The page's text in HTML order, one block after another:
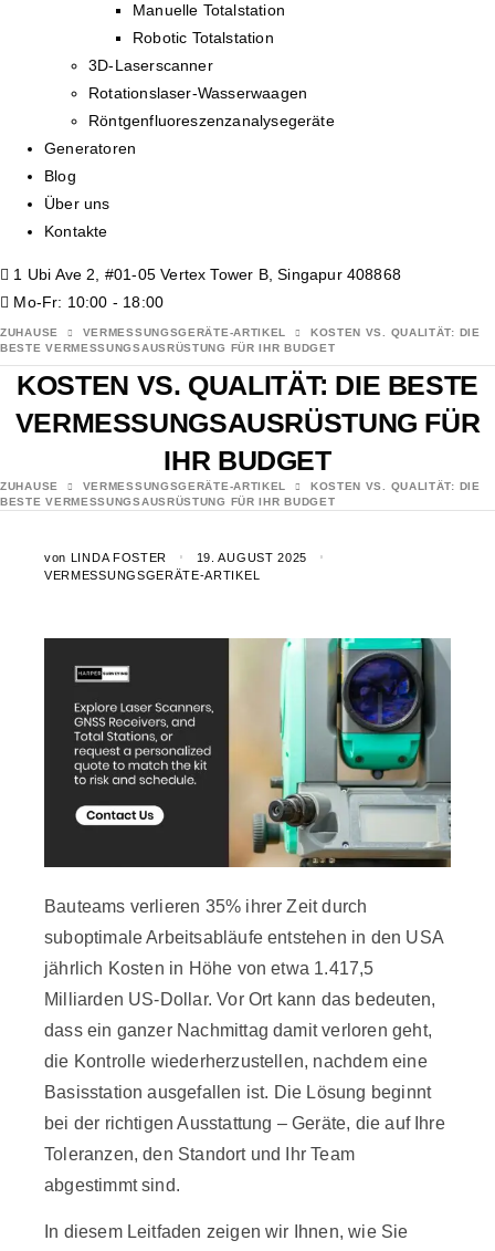
Manuelle Totalstation
Robotic Totalstation
3D-Laserscanner
Rotationslaser-Wasserwaagen
Röntgenfluoreszenzanalysegeräte
Generatoren
Blog
Über uns
Kontakte
1 Ubi Ave 2, #01-05 Vertex Tower B, Singapur 408868
Mo-Fr: 10:00 - 18:00
ZUHAUSE VERMESSUNGSGERÄTE-ARTIKEL
KOSTEN VS. QUALITÄT: DIE
BESTE VERMESSUNGSAUSRÜSTUNG FÜR IHR BUDGET
KOSTEN VS. QUALITÄT: DIE BESTE
VERMESSUNGSAUSRÜSTUNG FÜR
IHR BUDGET
ZUHAUSE VERMESSUNGSGERÄTE-ARTIKEL
KOSTEN VS. QUALITÄT: DIE
BESTE VERMESSUNGSAUSRÜSTUNG FÜR IHR BUDGET
von LINDA FOSTER
19. AUGUST 2025
VERMESSUNGSGERÄTE-ARTIKEL
Bauteams verlieren 35% ihrer Zeitdurch
suboptimale Arbeitsabläufe entstehen in den USA
jährlich Kosten in Höhe von etwa 1.417,5
Milliarden US-Dollar. Vor Ort kann das bedeuten,
dass ein ganzer Nachmittag damit verloren geht,
die Kontrolle wiederherzustellen, nachdem eine
Basisstation ausgefallen ist. Die Lösung beginnt
bei der richtigen Ausstattung – Geräte, die auf Ihre
Toleranzen, den Standort und Ihr Team
abgestimmt sind.
In diesem Leitfaden zeigen wir Ihnen, wie Sie